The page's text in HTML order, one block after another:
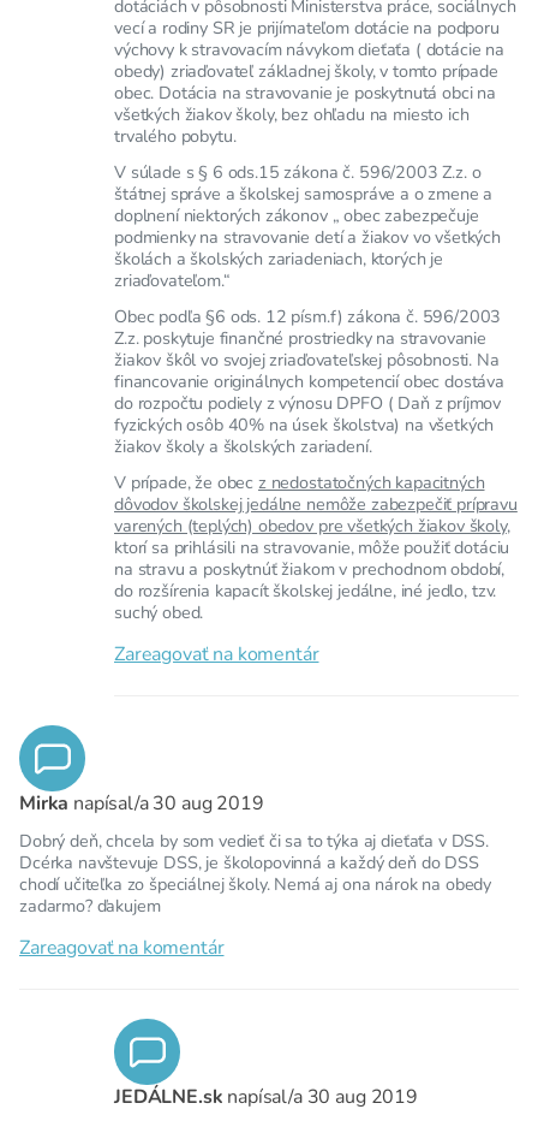
dotáciách v pôsobnosti Ministerstva práce, sociálnych
vecí a rodiny SR je prijímateľom dotácie na podporu
výchovy k stravovacím návykom dieťaťa ( dotácie na
obedy) zriaďovateľ základnej školy, v tomto prípade
obec. Dotácia na stravovanie je poskytnutá obci na
všetkých žiakov školy, bez ohľadu na miesto ich
trvalého pobytu.
V súlade s § 6 ods.15 zákona č. 596/2003 Z.z. o
štátnej správe a školskej samospráve a o zmene a
doplnení niektorých zákonov „ obec zabezpečuje
podmienky na stravovanie detí a žiakov vo všetkých
školách a školských zariadeniach, ktorých je
zriaďovateľom.“
Obec podľa §6 ods. 12 písm.f) zákona č. 596/2003
Z.z. poskytuje finančné prostriedky na stravovanie
žiakov škôl vo svojej zriaďovateľskej pôsobnosti. Na
financovanie originálnych kompetencií obec dostáva
do rozpočtu podiely z výnosu DPFO ( Daň z príjmov
fyzických osôb 40% na úsek školstva) na všetkých
žiakov školy a školských zariadení.
V prípade, že obec z nedostatočných kapacitných
dôvodov školskej jedálne nemôže zabezpečiť prípravu
varených (teplých) obedov pre všetkých žiakov školy,
ktorí sa prihlásili na stravovanie, môže použiť dotáciu
na stravu a poskytnúť žiakom v prechodnom období,
do rozšírenia kapacít školskej jedálne, iné jedlo, tzv.
suchý obed.
Zareagovať na komentár
Mirka napísal/a30 aug 2019
Dobrý deň, chcela by som vedieť či sa to týka aj dieťaťa v DSS.
Dcérka navštevuje DSS, je školopovinná a každý deň do DSS
chodí učiteľka zo špeciálnej školy. Nemá aj ona nárok na obedy
zadarmo? ďakujem
Zareagovať na komentár
JEDÁLNE.sk napísal/a 30 aug 2019